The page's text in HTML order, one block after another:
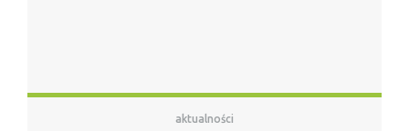
aktualności